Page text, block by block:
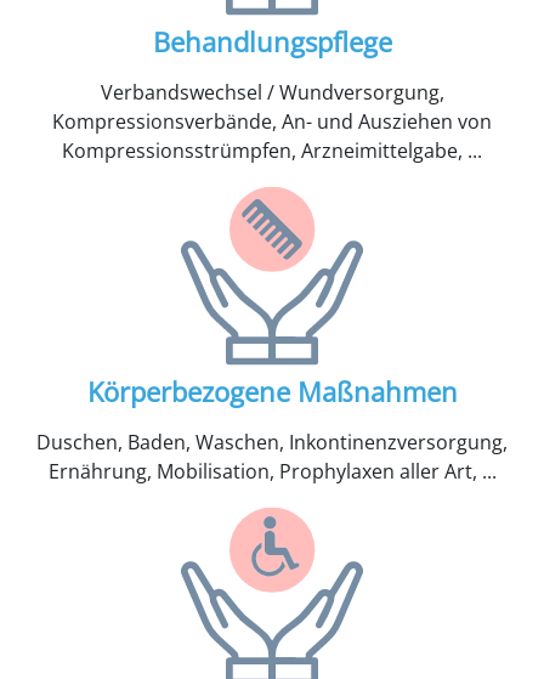
Behandlungspflege
Verbandswechsel / Wundversorgung,
Kompressionsverbände, An- und Ausziehen von
Kompressionsstrümpfen, Arzneimittelgabe, ...
Körperbezogene Maßnahmen
Duschen, Baden, Waschen, Inkontinenzversorgung,
Ernährung, Mobilisation, Prophylaxen aller Art, ...